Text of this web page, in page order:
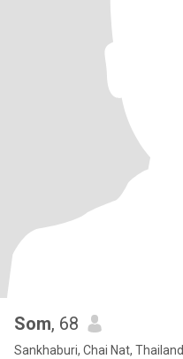
Som, 68
Sankhaburi, Chai Nat, Thailand